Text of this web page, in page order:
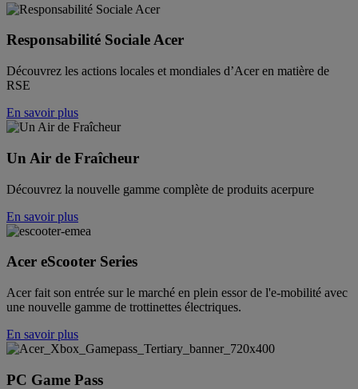
Responsabilité Sociale Acer
Découvrez les actions locales et mondiales d’Acer en matière de
RSE
En savoir plus
Un Air de Fraîcheur
Découvrez la nouvelle gamme complète de produits acerpure
En savoir plus
Acer eScooter Series
Acer fait son entrée sur le marché en plein essor de l'e-mobilité avec
une nouvelle gamme de trottinettes électriques.
En savoir plus
PC Game Pass